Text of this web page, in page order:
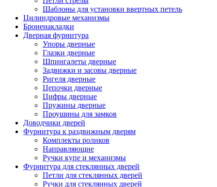
Шаблоны для установки ввертных петель
Цилиндровые механизмы
Броненакладки
Дверная фурнитура
Упоры дверные
Глазки дверные
Шпингалеты дверные
Задвижки и засовы дверные
Ригеля дверные
Цепочки дверные
Цифры дверные
Пружины дверные
Проушины для замков
Доводчики дверей
Фурнитура к раздвижным дверям
Комплекты роликов
Направляющие
Ручки купе и механизмы
Фурнитура для стеклянных дверей
Петли для стеклянных дверей
Ручки для стеклянных дверей